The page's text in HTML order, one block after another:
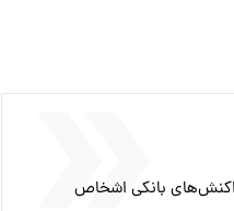
بانکی اشخاص